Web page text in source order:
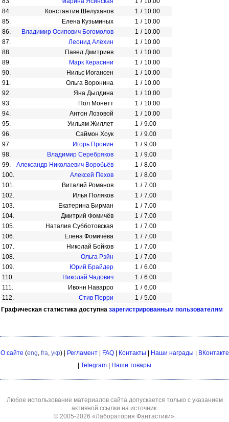
84.
Константин Шелуханов 1 / 10.00
85.
Елена Кузьминых 1 / 10.00
86.
Владимир Осипович Богомолов 1 / 10.00
87.
Леонид Алёхин 1 / 10.00
88.
Павел Дмитриев 1 / 10.00
89.
Марк Керасини 1 / 10.00
90.
Нильс Иогансен 1 / 10.00
91.
Ольга Воронина 1 / 10.00
92.
Яна Дылдина 1 / 10.00
93.
Пол Монетт 1 / 10.00
94.
Антон Лозовой 1 / 10.00
95.
Уильям Жиллет 1 / 9.00
96.
Саймон Хоук 1 / 9.00
97.
Игорь Пронин 1 / 9.00
98.
Владимир Серебряков 1 / 9.00
99.
Александр Николаевич Воробьёв 1 / 8.00
100.
Алексей Пехов 1 / 8.00
101.
Виталий Романов 1 / 7.00
102.
Илья Поляков 1 / 7.00
103.
Екатерина Бирман 1 / 7.00
104.
Дмитрий Фомичёв 1 / 7.00
105.
Наталия Субботовская 1 / 7.00
106.
Елена Фомичёва 1 / 7.00
107.
Николай Бойков 1 / 7.00
108.
Ольга Рэйн 1 / 7.00
109.
Юрий Брайдер 1 / 6.00
110.
Николай Чадович 1 / 6.00
111.
Ивонн Наварро 1 / 6.00
112.
Стив Перри 1 / 5.00
Графическая статистика доступна зарегистрированным пользователям
О сайте (eng, fra, укр) | Регламент| FAQ| Контакты Наши награды
ВКонтакте
Telegram Наши товары
Любое использование материалов сайта допускается только с указанием
активной ссылки на источник.
© 2005-2026 «Лаборатория Фантастики».